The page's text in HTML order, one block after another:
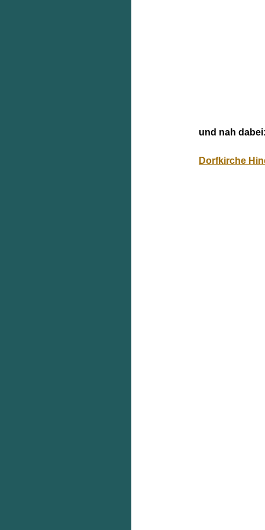
und nah dabei:
Dorfkirche